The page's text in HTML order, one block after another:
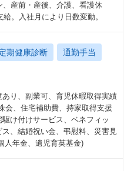
産前・産後、介護、看護休
。入社月により日数変動。
期健康診断 通勤手当
り、副業可、育児休暇取得実績
会、住宅補助費、持家取得支援
け付けサービス、ベネフィッ
、結婚祝い金、弔慰料、災害見
人年金、遺児育英基金)